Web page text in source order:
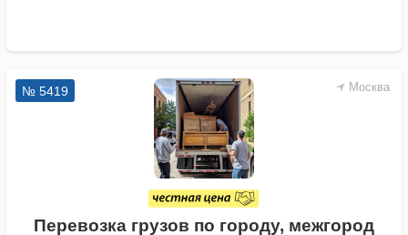
Москва
№ 5419
Перевозка грузов по городу, межгород